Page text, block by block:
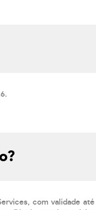
com validade até